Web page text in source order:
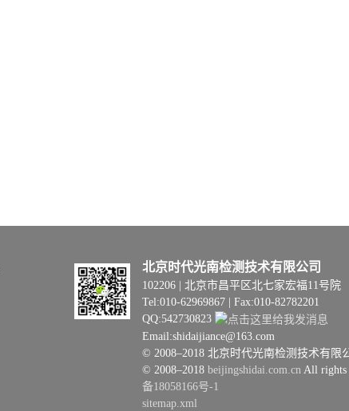
北京时代光南检测技术有限公司
102206 | 北京市昌平区北七家宏福11号院
Tel:010-62969867 | Fax:010-82782201
QQ:542730823
Email:shidaijiance@163.com
© 2008–2018 北京时代光南检测技术有限
© 2008–2018 beijingshidai.com.cn All
备18058166号-1
sitemap.xml